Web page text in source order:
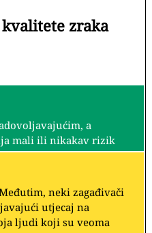
zraka
a
mali ili nikakav rizik
neki zagađivači
utjecaj na
ljudi koji su veoma